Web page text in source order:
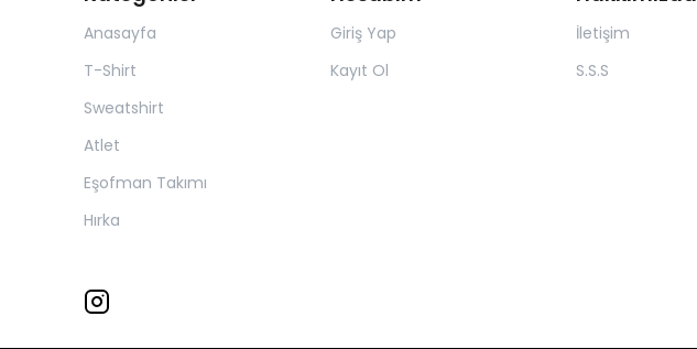
Anasayfa
T-Shirt
Sweatshirt
Atlet
Eşofman Takımı
Hırka
Giriş Yap
Kayıt Ol
İletişim
S.S.S